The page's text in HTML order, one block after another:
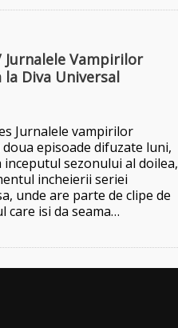
Vampirilor
Diva Universal
Jurnalele vampirilor
episoade difuzate luni,
inceputul sezonului al doilea,
incheierii seriei
unde are parte de clipe de
care isi da seama…